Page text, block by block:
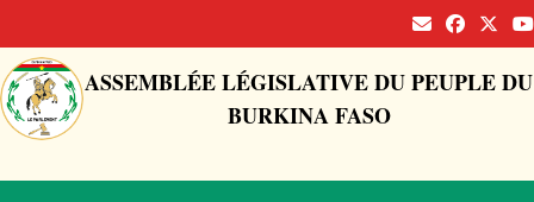
ASSEMBLÉE LÉGISLATIVE DU PEUPLE DU
BURKINA FASO